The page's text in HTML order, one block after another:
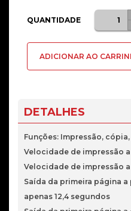
QUANTIDADE
de
178nw
Wireless
ADICIONAR AO
DETALHES
Funções: Impressão,
Velocidade de impressão a
Velocidade de impressão
Saída da primeira página a
apenas 12,4 segundos